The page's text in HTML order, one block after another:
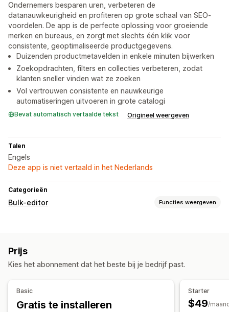
Ondernemers besparen uren, verbeteren de
datanauwkeurigheid en profiteren op grote schaal van SEO-
voordelen. De app is de perfecte oplossing voor groeiende
merken en bureaus, en zorgt met slechts één klik voor
consistente, geoptimaliseerde productgegevens.
Duizenden productmetavelden in enkele minuten bijwerken
Zoekopdrachten, filters en collecties verbeteren, zodat
klanten sneller vinden wat ze zoeken
Vol vertrouwen consistente en nauwkeurige
automatiseringen uitvoeren in grote catalogi
Bevat automatisch vertaalde tekst Origineel weergeven
Talen
Engels
Deze app is niet vertaald in het Nederlands
Categorieën
Bulk-editor Functies weergeven
Acties
Prijs
Kies het abonnement dat het beste bij je bedrijf past.
Basic
Gratis te installeren
Starter
$49/